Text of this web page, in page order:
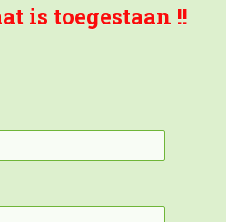
is toegestaan !!